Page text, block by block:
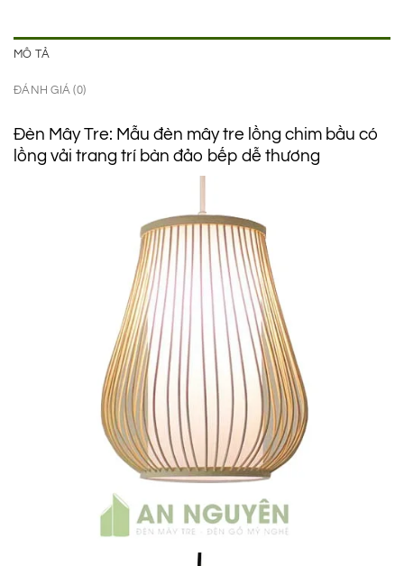
MÔ TẢ
ĐÁNH GIÁ (0)
Đèn Mây Tre: Mẫu đèn mây tre lồng chim bầu có
lồng vải trang trí bàn đảo bếp dễ thương